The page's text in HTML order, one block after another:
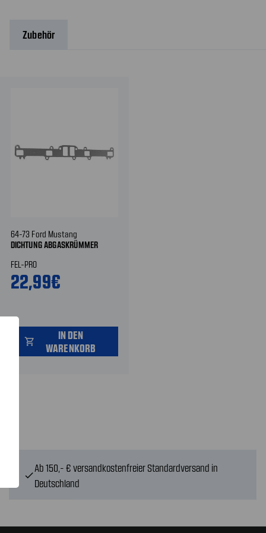
Zubehör
64-73 Ford Mustang
DICHTUNG ABGASKRÜMMER
FEL-PRO
22,99€
shopping_cart
IN DEN
WARENKORB
check
Ab 150,- € versandkostenfreier Standardversand in
Deutschland